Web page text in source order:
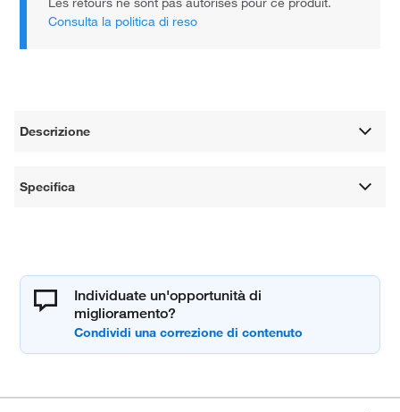
Consulta la politica di reso
Descrizione
Specifica
Individuate un'opportunità di
miglioramento?